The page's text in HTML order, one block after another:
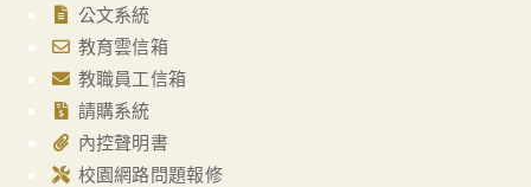
公文系統
教育雲信箱
教職員工信箱
請購系統
內控聲明書
校園網路問題報修